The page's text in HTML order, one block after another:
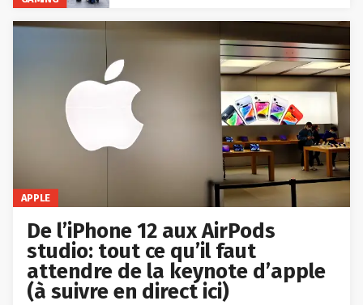
APPLE
De l’iPhone 12 aux AirPods
studio: tout ce qu’il faut
attendre de la keynote d’apple
(à suivre en direct ici)